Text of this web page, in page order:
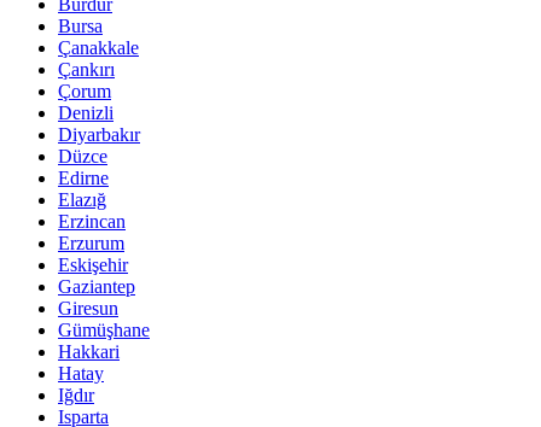
Burdur
Bursa
Çanakkale
Çankırı
Çorum
Denizli
Diyarbakır
Düzce
Edirne
Elazığ
Erzincan
Erzurum
Eskişehir
Gaziantep
Giresun
Gümüşhane
Hakkari
Hatay
Iğdır
Isparta